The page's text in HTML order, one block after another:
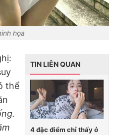
họa
TIN LIÊN QUAN
4 đặc điểm chỉ thấy ở
thể